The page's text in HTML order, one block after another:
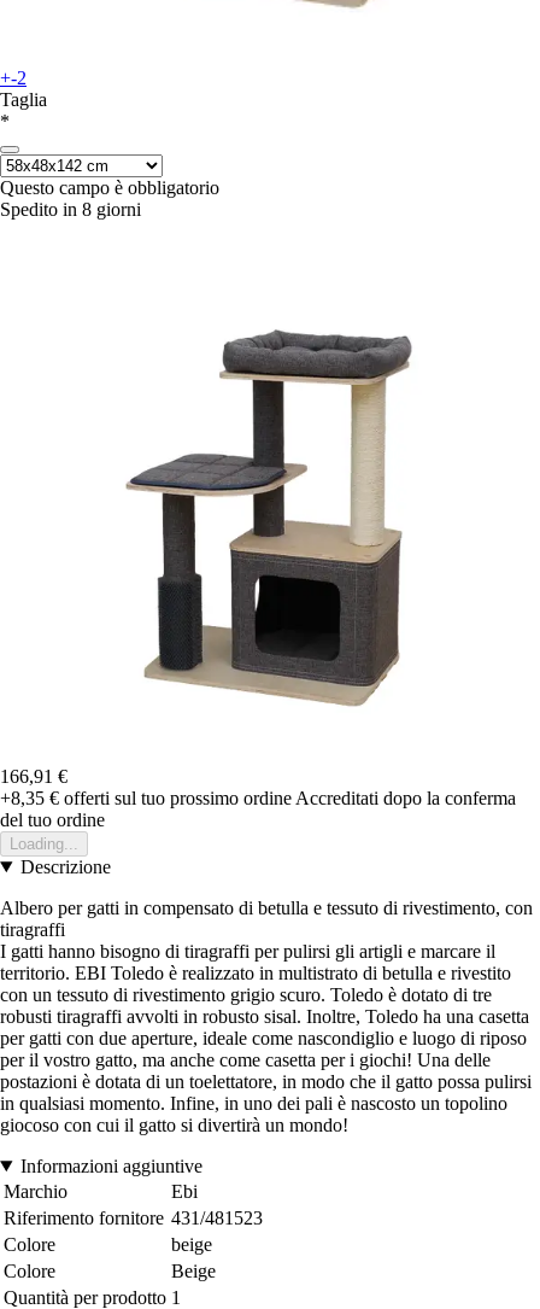
+-2
Taglia
*
Questo campo è obbligatorio
Spedito in 8 giorni
166,91 €
+8,35 € offerti sul tuo prossimo ordine Accreditati dopo la conferma
del tuo ordine
Loading...
Descrizione
Albero per gatti in compensato di betulla e tessuto di rivestimento, con
tiragraffi
I gatti hanno bisogno di tiragraffi per pulirsi gli artigli e marcare il
territorio. EBI Toledo è realizzato in multistrato di betulla e rivestito
con un tessuto di rivestimento grigio scuro. Toledo è dotato di tre
robusti tiragraffi avvolti in robusto sisal. Inoltre, Toledo ha una casetta
per gatti con due aperture, ideale come nascondiglio e luogo di riposo
per il vostro gatto, ma anche come casetta per i giochi! Una delle
postazioni è dotata di un toelettatore, in modo che il gatto possa pulirsi
in qualsiasi momento. Infine, in uno dei pali è nascosto un topolino
giocoso con cui il gatto si divertirà un mondo!
Informazioni aggiuntive
Marchio
Ebi
Riferimento fornitore 431/481523
Colore
beige
Colore
Beige
Quantità per prodotto 1